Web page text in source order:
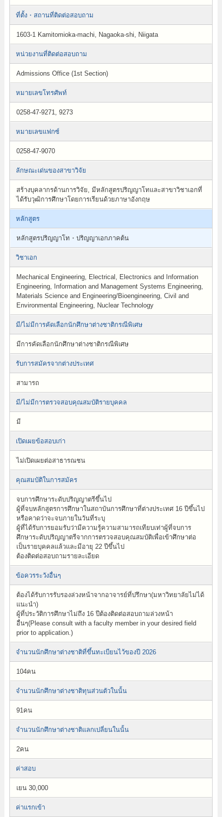
ที่ตั้ง・สถานที่ติดต่อสอบถาม
1603-1 Kamitomioka-machi, Nagaoka-shi, Niigata
หน่วยงานที่ติดต่อสอบถาม
Admissions Office (1st Section)
หมายเลขโทรศัพท์
0258-47-9271, 9273
หมายเลขแฟกซ์
0258-47-9070
ลักษณะเด่นของสาขาวิจัย
สร้างบุคลากรด้านการวิจัย, มีหลักสูตรปริญญาโทและสาขาวิชาเอกที่
ได้รับวุฒิการศึกษาโดยการเรียนด้วยภาษาอังกฤษ
หลักสูตร
หลักสูตรปริญญาโท・ปริญญาเอกภาคต้น
วิชาเอก
Mechanical Engineering, Electrical, Electronics and Information
Engineering, Information and Management Systems Engineering,
Materials Science and Engineering/Bioengineering, Civil and
Environmental Engineering, Nuclear Technology
มี/ไม่มีการคัดเลือกนักศึกษาต่างชาติกรณีพิเศษ
มีการคัดเลือกนักศึกษาต่างชาติกรณีพิเศษ
รับการสมัครจากต่างประเทศ
สามารถ
มี/ไม่มีการตรวจสอบคุณสมบัติรายบุคคล
มี
เปิดเผยข้อสอบเก่า
ไม่เปิดเผยต่อสาธารณชน
คุณสมบัติในการสมัคร
จบการศึกษาระดับปริญญาตรีขึ้นไป
ผู้ที่จบหลักสูตรการศึกษาในสถาบันการศึกษาที่ต่างประเทศ 16 ปีขึ้นไป
หรือคาดว่าจะจบภายในวันที่ระบุ
ผู้ที่ได้รับการยอมรับว่ามีความรู้ความสามารถเทียบเท่าผู้ที่จบการ
ศึกษาระดับปริญญาตรีจากการตรวจสอบคุณสมบัติเพื่อเข้าศึกษาต่อ
เป็นรายบุคคลแล้วและมีอายุ 22 ปีขึ้นไป
ต้องติดต่อสอบถามรายละเอียด
ข้อควรระวังอื่นๆ
ต้องได้รับการรับรองล่วงหน้าจากอาจารย์ที่ปรึกษา(มหาวิทยาลัยไม่ได้
แนะนำ)
ผู้ที่ประวัติการศึกษาไม่ถึง 16 ปีต้องติดต่อสอบถามล่วงหน้า
อื่นๆ(Please consult with a faculty member in your desired field
prior to application.)
จำนวนนักศึกษาต่างชาติที่ขึ้นทะเบียนไว้ของปี 2026
104คน
จำนวนนักศึกษาต่างชาติทุนส่วนตัวในนั้น
91คน
จำนวนนักศึกษาต่างชาติแลกเปลี่ยนในนั้น
2คน
ค่าสอบ
เยน 30,000
ค่าแรกเข้า